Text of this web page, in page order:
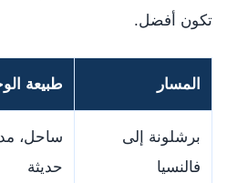
تكون أفضل.
المسار طبيعة
برشلونة إلى
فالنسيا
ساحل،
حديثة